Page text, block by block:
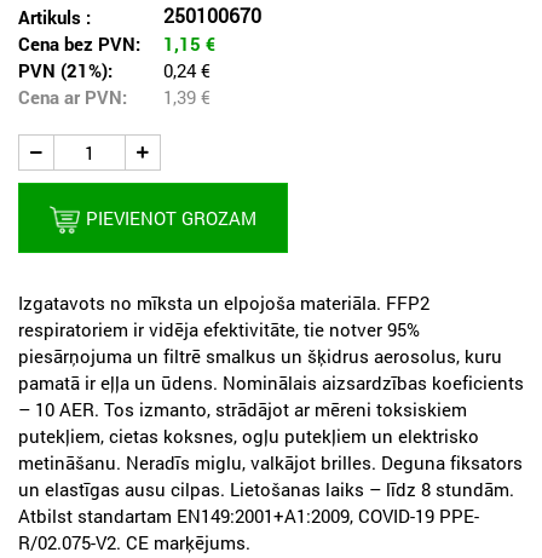
Artikuls : 250100670
Cena bez PVN: 1,15 €
PVN (21%):
0,24 €
Cena ar PVN:
1,39 €
PIEVIENOT GROZAM
Izgatavots no mīksta un elpojoša materiāla. FFP2
respiratoriem ir vidēja efektivitāte, tie notver 95%
piesārņojuma un filtrē smalkus un šķidrus aerosolus, kuru
pamatā ir eļļa un ūdens. Nominālais aizsardzības koeficients
– 10 AER. Tos izmanto, strādājot ar mēreni toksiskiem
putekļiem, cietas koksnes, ogļu putekļiem un elektrisko
metināšanu. Neradīs miglu, valkājot brilles. Deguna fiksators
un elastīgas ausu cilpas. Lietošanas laiks – līdz 8 stundām.
Atbilst standartam EN149:2001+A1:2009, COVID-19 PPE-
R/02.075-V2. CE marķējums.